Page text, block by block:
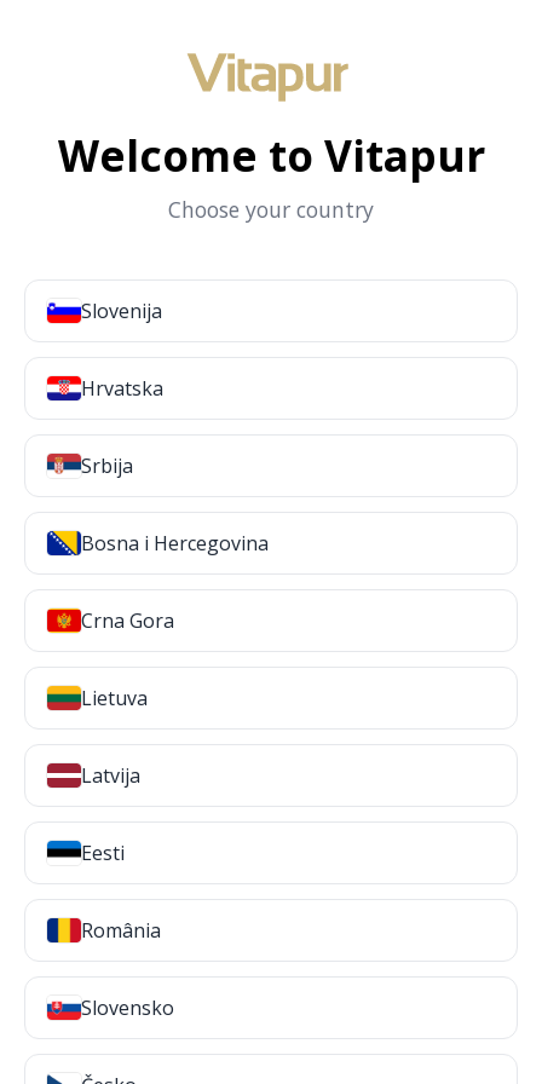
Welcome to Vitapur
Choose your country
Slovenija
Hrvatska
Srbija
Bosna i Hercegovina
Crna Gora
Lietuva
Latvija
Eesti
România
Slovensko